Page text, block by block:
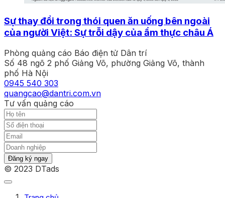
Sự thay đổi trong thói quen ăn uống bên ngoài
của người Việt: Sự trỗi dậy của ẩm thực châu Á
Phòng quảng cáo Báo điện tử Dân trí
Số 48 ngõ 2 phố Giảng Võ, phường Giảng Võ, thành
phố Hà Nội
0945 540 303
quangcao@dantri.com.vn
Tư vấn quảng cáo
Đăng ký ngay
© 2023 DTads